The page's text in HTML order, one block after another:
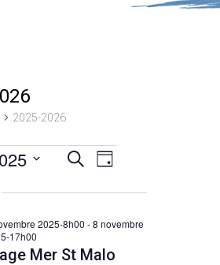
2025-2026
Recherche
et
navigation
de
RechercheNavigation
vues
Évènement
Jour
Mer St Malo
2025-8h00 -8 novembre
17h00